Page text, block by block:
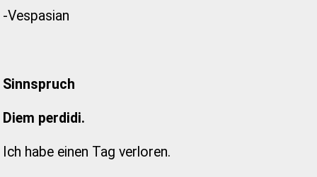
-Vespasian
Sinnspruch
Diem perdidi.
Ich habe einen Tag verloren.